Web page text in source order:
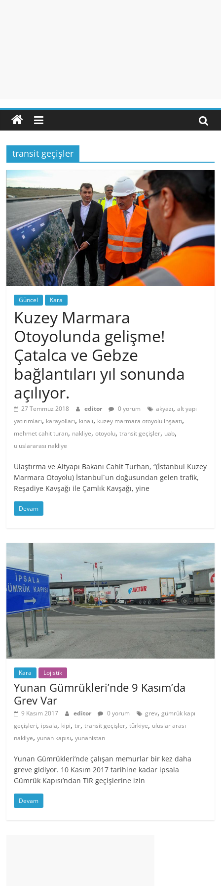
transit geçişler
Güncel Kara
Kuzey Marmara
Otoyolunda gelişme!
Çatalca ve Gebze
bağlantıları yıl sonunda
açılıyor.
27 Temmuz 2018 editor 0 yorum akyazı,alt yapı
yatırımları, karayolları, kınalı, kuzey marmara otoyolu inşaatı,
mehmet cahit turan, nakliye,otoyolu,transit geçişler, uab,
uluslararası nakliye
Ulaştırma ve Altyapı Bakanı Cahit Turhan, “(İstanbul Kuzey
Marmara Otoyolu) İstanbul`un doğusundan gelen trafik,
Reşadiye Kavşağı ile Çamlık Kavşağı, yine
Devam
Kara Lojistik
Yunan Gümrükleri’nde 9 Kasım’da
Grev Var
9 Kasım 2017 editor 0 yorum grev,gümrük kapı
geçişleri, ipsala, kipi,tır,transit geçişler,türkiye, uluslar arası
nakliye,yunan kapısı,yunanistan
Yunan Gümrükleri’nde çalışan memurlar bir kez daha
greve gidiyor. 10 Kasım 2017 tarihine kadar ipsala
Gümrük Kapısı’ndan TIR geçişlerine izin
Devam